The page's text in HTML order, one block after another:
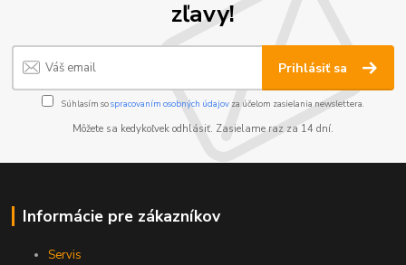
zľavy!
Prihlásiť sa
Súhlasím sospracovaním osobných údajov za účelom zasielania newslettera.
Môžete sa kedykoľvek odhlásiť. Zasielame raz za 14 dní.
Informácie pre zákazníkov
Servis